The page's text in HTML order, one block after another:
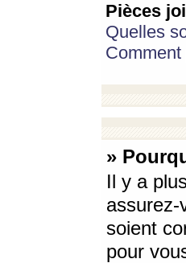
Pièces
Quelles
»
Il y a
assurez-
soient
pour